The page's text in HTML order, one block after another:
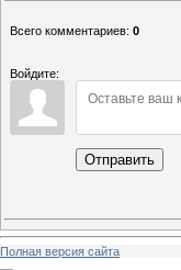
Всего комментариев: 0
Войдите:
Отправить
Полная версия сайта